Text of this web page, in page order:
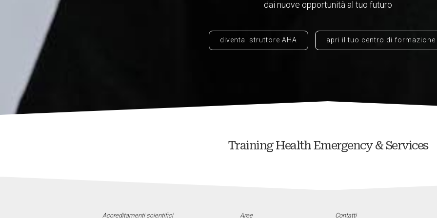
dai nuove opportunità al tuo futuro
diventa istruttore AHA apri il tuo centro di formazione
Training Health Emergency & Services
Accreditamenti scientifici Aree Contatti